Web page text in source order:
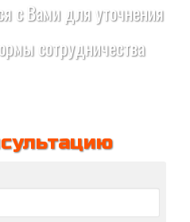
с Вами для уточнения
сотрудничества